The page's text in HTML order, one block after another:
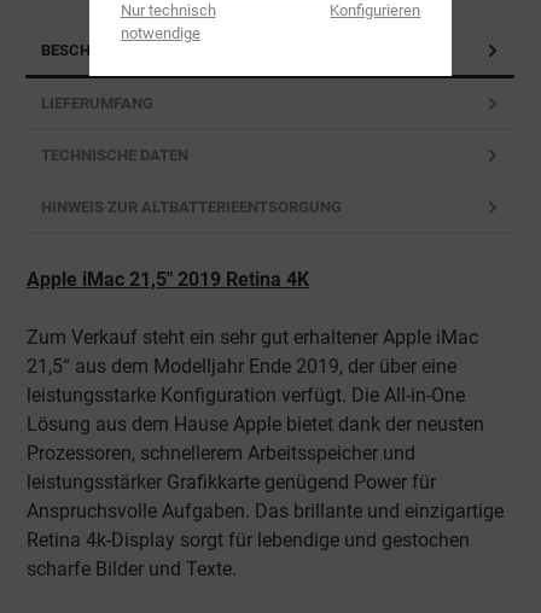
BESCHREIBUNG
LIEFERUMFANG
TECHNISCHE DATEN
HINWEIS ZUR ALTBATTERIEENTSORGUNG
Apple iMac 21,5" 2019 Retina 4K
Zum Verkauf steht ein sehr gut erhaltener Apple iMac
21,5“ aus dem Modelljahr Ende 2019, der über eine
leistungsstarke Konfiguration verfügt. Die All-in-One
Lösung aus dem Hause Apple bietet dank der neusten
Prozessoren, schnellerem Arbeitsspeicher und
leistungsstärker Grafikkarte genügend Power für
Anspruchsvolle Aufgaben. Das brillante und einzigartige
Retina 4k-Display sorgt für lebendige und gestochen
scharfe Bilder und Texte.
Nur technisch
notwendige
Konfigurieren